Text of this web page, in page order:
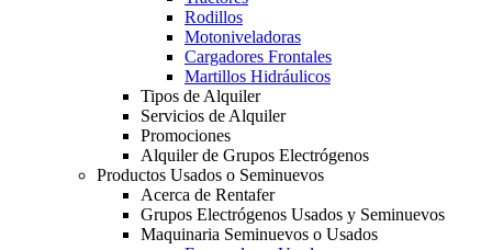
Rodillos
Motoniveladoras
Cargadores Frontales
Martillos Hidráulicos
Tipos de Alquiler
Servicios de Alquiler
Promociones
Alquiler de Grupos Electrógenos
Productos Usados o Seminuevos
Acerca de Rentafer
Grupos Electrógenos Usados y Seminuevos
Maquinaria Seminuevos o Usados